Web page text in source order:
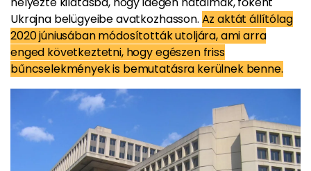
Ukrajna belügyeibe avatkozhasson. Az aktát állítólag
2020 júniusában módosították utoljára, ami arra
enged következtetni, hogy egészen friss
bűncselekmények is bemutatásra kerülnek benne.